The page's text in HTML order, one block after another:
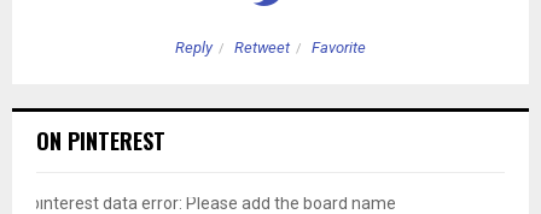
Reply Retweet Favorite
ON PINTEREST
pinterest data error: Please add the board name